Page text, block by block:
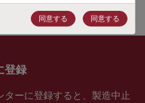
登録
ターに登録すると、製造中止
同意する 同意する